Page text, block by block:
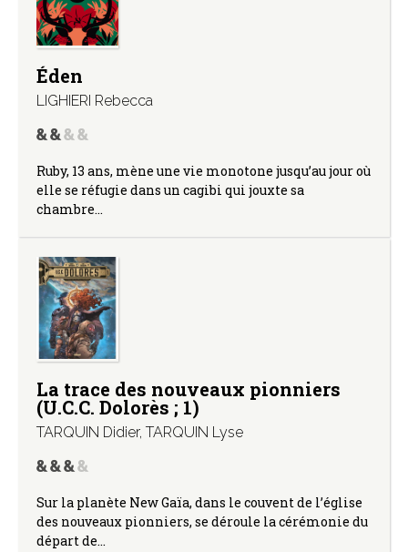
Éden
LIGHIERI Rebecca
Ruby, 13 ans, mène une vie monotone jusqu’au jour où
elle se réfugie dans un cagibi qui jouxte sa
chambre…
La trace des nouveaux pionniers
(U.C.C. Dolorès ; 1)
TARQUIN Didier, TARQUIN Lyse
Sur la planète New Gaïa, dans le couvent de l’église
des nouveaux pionniers, se déroule la cérémonie du
départ de…